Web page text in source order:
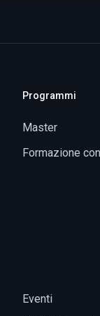
Programmi
Master
Formazione
Eventi